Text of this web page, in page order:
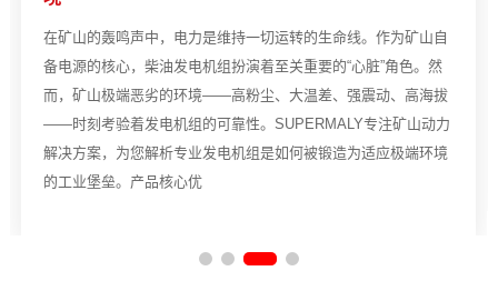
在矿山的轰鸣声中，电力是维持一切运转的生命线。作为矿山自
备电源的核心，柴油发电机组扮演着至关重要的“心脏”角色。然
而，矿山极端恶劣的环境——高粉尘、大温差、强震动、高海拔
——时刻考验着发电机组的可靠性。SUPERMALY专注矿山动力
解决方案，为您解析专业发电机组是如何被锻造为适应极端环境
的工业堡垒。产品核心优